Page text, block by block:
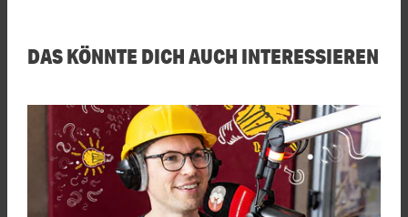
DAS KÖNNTE DICH AUCH INTERESSIEREN